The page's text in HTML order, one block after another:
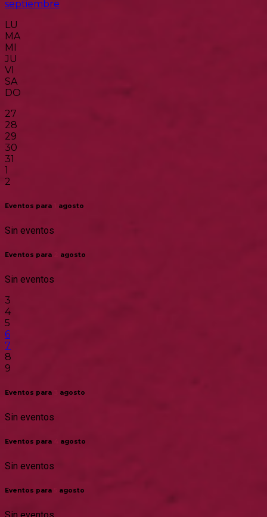
septiembre
LU
MA
MI
JU
VI
SA
DO
27
28
29
30
31
1
2
Eventos para agosto
Sin eventos
Eventos para agosto
Sin eventos
3
4
5
6
7
8
9
Eventos para agosto
Sin eventos
Eventos para agosto
Sin eventos
Eventos para agosto